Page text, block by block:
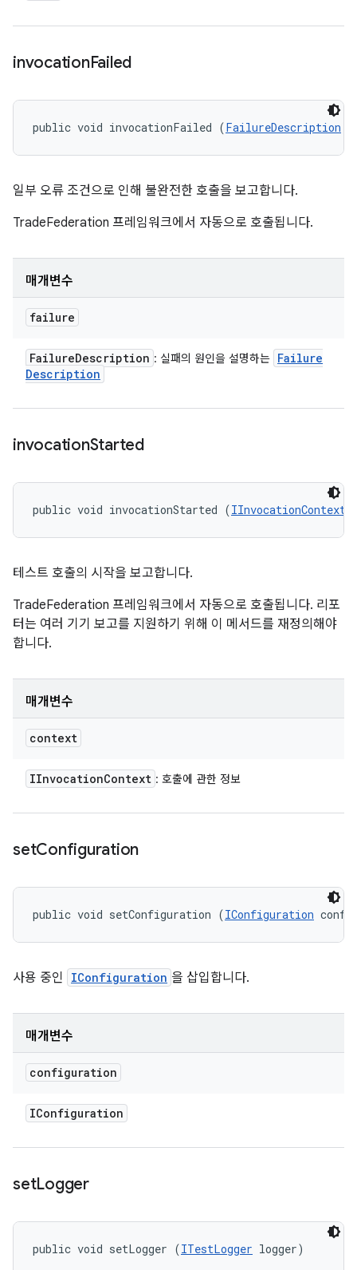
invocationFailed
public void invocationFailed (FailureDescription
일부 오류 조건으로 인해 불완전한 호출을 보고합니다.
TradeFederation 프레임워크에서 자동으로 호출됩니다.
매개변수
failure
FailureDescription : 실패의 원인을 설명하는 Failure
Description
invocationStarted
public void invocationStarted (IInvocationContext
테스트 호출의 시작을 보고합니다.
TradeFederation 프레임워크에서 자동으로 호출됩니다. 리포
터는 여러 기기 보고를 지원하기 위해 이 메서드를 재정의해야
합니다.
매개변수
context
IInvocationContext : 호출에 관한 정보
setConfiguration
public void setConfiguration (IConfiguration
사용 중인 IConfiguration 을 삽입합니다.
매개변수
configuration
IConfiguration
setLogger
public void setLogger (ITestLogger logger)